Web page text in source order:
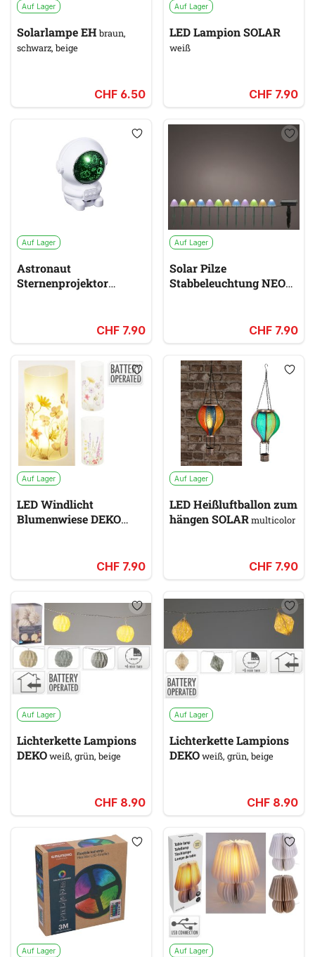
Auf Lager
Solarlampe EH braun,
schwarz, beige
CHF 6.50
Auf Lager
LED Lampion SOLAR
weiß
CHF 7.90
Auf Lager
Astronaut
Sternenprojektor
CHF 7.90
Auf Lager
Solar Pilze
Stabbeleuchtung NEON
CHF 7.90
Auf Lager
LED Windlicht
Blumenwiese DEKO
CHF 7.90
Auf Lager
LED Heißluftballon zum
hängen SOLARmulticolor
CHF 7.90
Auf Lager
Lichterkette Lampions
DEKOweiß, grün, beige
CHF 8.90
Auf Lager
Lichterkette Lampions
DEKOweiß, grün, beige
CHF 8.90
Auf Lager Auf Lager